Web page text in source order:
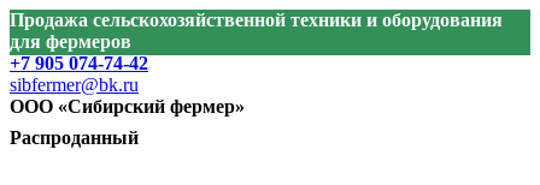
Продажа сельскохозяйственной техники и оборудования
для фермеров
+7 905 074-74-42
sibfermer@bk.ru
ООО «Сибирский фермер»
Распроданный